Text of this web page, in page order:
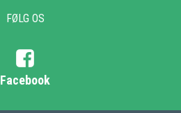
FØLG OS
Facebook